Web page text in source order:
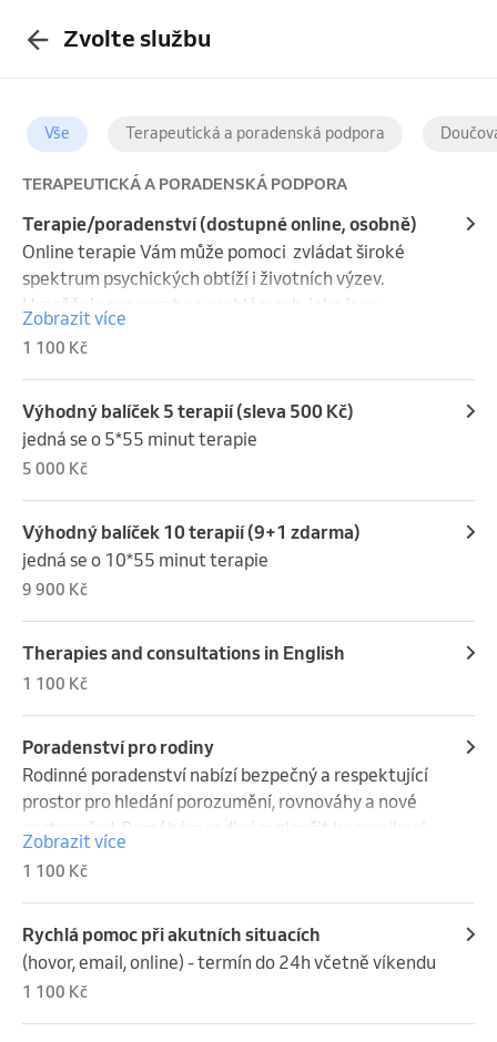
Zvolte službu
Vše Terapeutická a poradenská podpora
TERAPEUTICKÁ A PORADENSKÁ PODPORA
Terapie/poradenství (dostupné online, osobně)
Online terapie Vám může pomoci  zvládat široké
spektrum psychických obtíží i životních výzev.
Umožňuje pracovat na problémech, jako jsou
úzkosti, deprese, stres, poruchy spánku, vztahové
potíže nebo ztráta motivace, a to pohodlně z
domova. Díky flexibilitě a anonymitě online prostředí
můžete snadněji vyhledat podporu a navázat
pravidelný kontakt s terapeutem, aniž byste museli
překonávat geografické či časové bariéry. Online
kvality života.
Zobrazit více
1 100 Kč
Výhodný balíček 5 terapií (sleva 500 Kč)
jedná se o 5*55 minut terapie
5 000 Kč
Výhodný balíček 10 terapií (9+1 zdarma)
jedná se o 10*55 minut terapie
9 900 Kč
Therapies and consultations in English
1 100 Kč
Poradenství pro rodiny
Rodinné poradenství nabízí bezpečný a respektující
prostor pro hledání porozumění, rovnováhy a nové
cesty vpřed. Pomáhám rodinám zlepšit komunikaci,
zvládat konflikty i náročné životní změny, jako je
rozvod, příchod dítěte, dospívání či jiné významné
situace. Společně hledáme řešení, která posilují
vztahy, důvěru a vzájemný respekt, přičemž
vycházím z individuálních potřeb každé rodiny. Cílem
je podpořit stabilitu, otevřenost a zdravé fungování
Zobrazit více
1 100 Kč
Rychlá pomoc při akutních situacích
(hovor, email, online) - termín do 24h včetně víkendu
1 100 Kč